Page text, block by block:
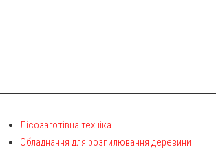
Лісозаготівна техніка
Обладнання для розпилювання деревини